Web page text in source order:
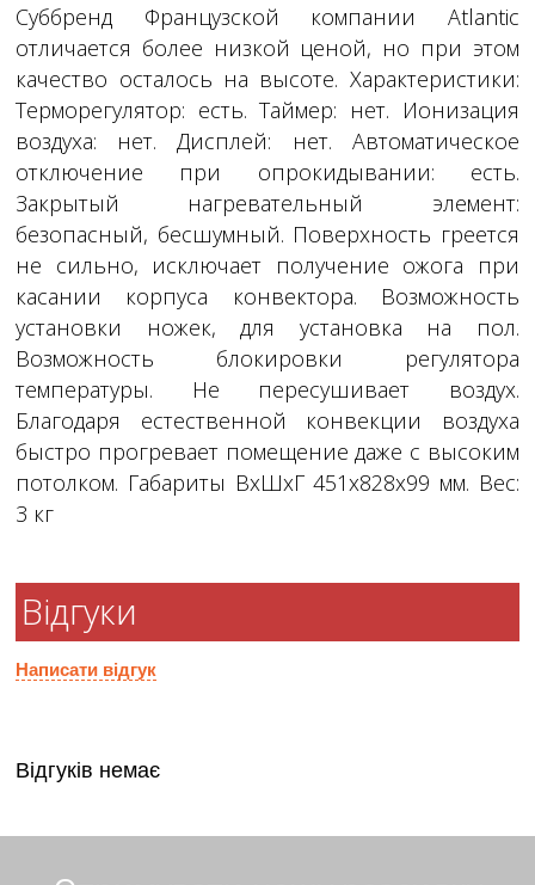
Суббренд Французской компании Atlantic
отличается более низкой ценой, но при этом
качество осталось на высоте. Характеристики:
Терморегулятор: есть. Таймер: нет. Ионизация
воздуха: нет. Дисплей: нет. Автоматическое
отключение при опрокидывании: есть.
Закрытый нагревательный элемент:
безопасный, бесшумный. Поверхность греется
не сильно, исключает получение ожога при
касании корпуса конвектора. Возможность
установки ножек, для установка на пол.
Возможность блокировки регулятора
температуры. Не пересушивает воздух.
Благодаря естественной конвекции воздуха
быстро прогревает помещение даже с высоким
потолком. Габариты ВхШхГ 451х828х99 мм. Вес:
3 кг
Відгуки
Написати відгук
Відгуків немає